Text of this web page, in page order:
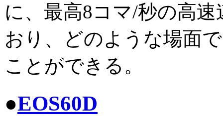
に、最高8コマ/秒の高
おり、どのような場面
ことができる。
●EOS60D